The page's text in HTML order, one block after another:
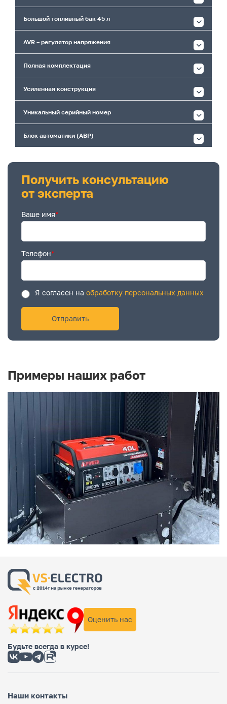
Большой топливный бак 45 л
AVR – регулятор напряжения
Полная комплектация
Усиленная конструкция
Уникальный серийный номер
Блок автоматики (АВР)
Получить консультацию
от эксперта
Ваше имя*
Телефон*
Я согласен на обработку персональных данных
Примеры наших работ
Оценить нас
Будьте всегда в курсе!
Наши контакты